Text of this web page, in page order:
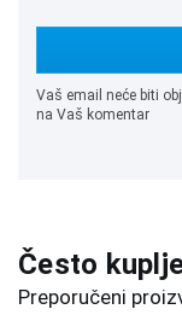
Vaš email neće biti
na Vaš komentar
Često
Preporučeni